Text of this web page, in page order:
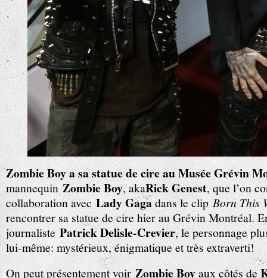
Zombie Boy a sa statue de cire au Musée Grévin
mannequinZombie Boy, akaRick Genest, que l’on
collaboration avec Lady Gagadans le clip Born This
rencontrer sa statue de cire hier au Grévin Montréal.
journaliste Patrick Delisle-Crevier, le personnage
lui-même: mystérieux, énigmatique et très extraverti!
On peut présentement voir Zombie Boyaux côtés de